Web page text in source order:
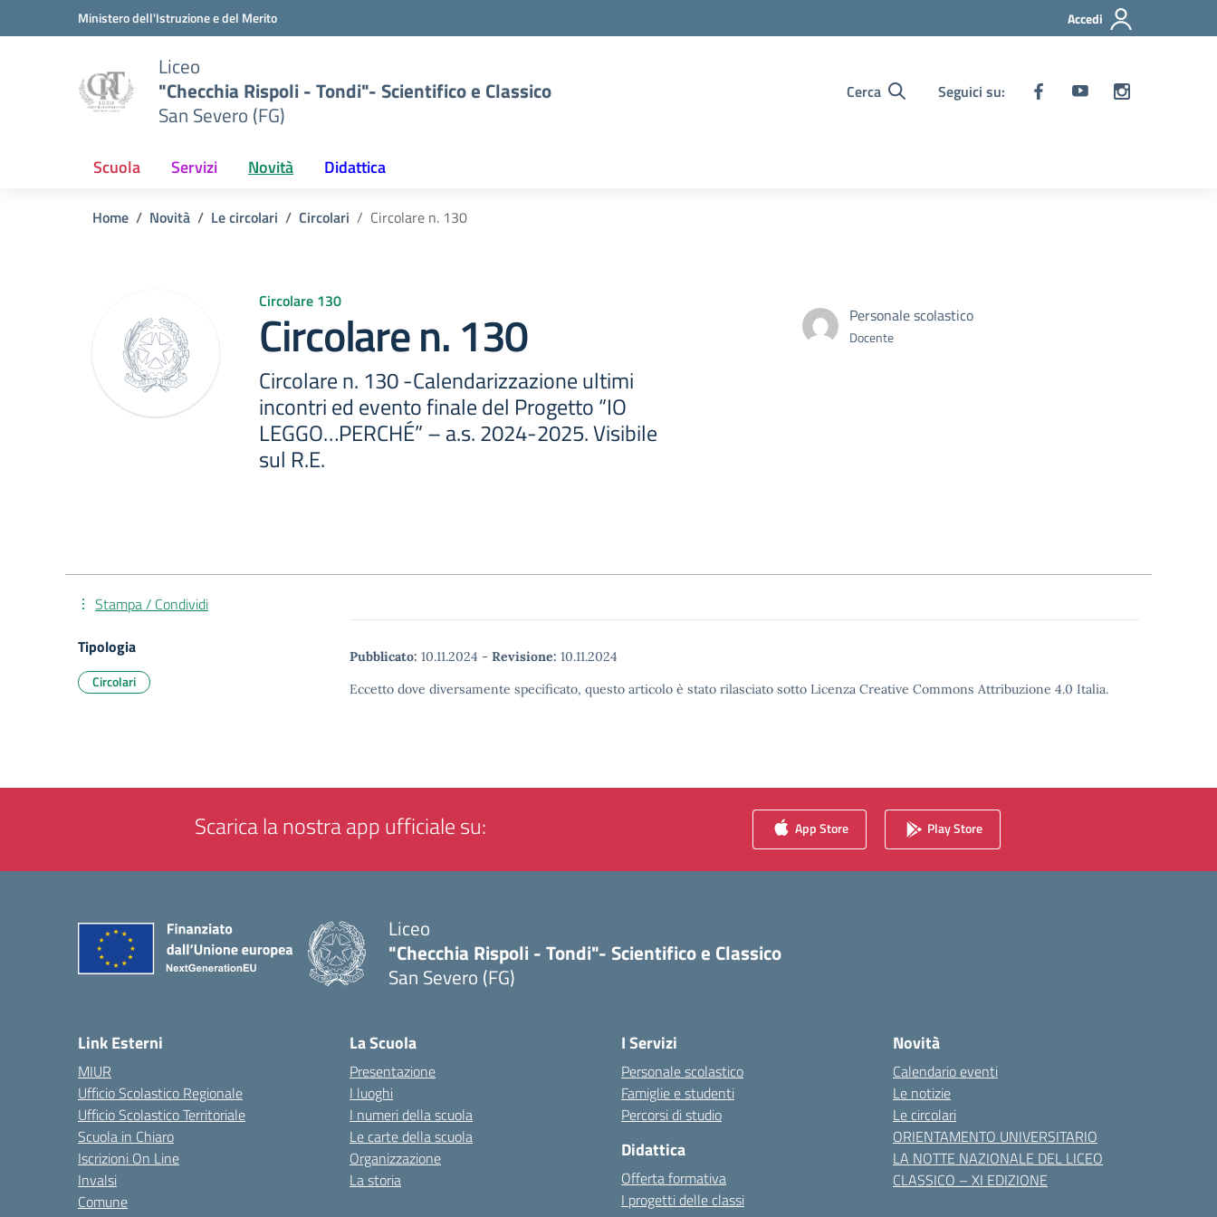
Vai ai contenuti
Vai al menu di navigazioneMinistero dell'Istruzione e del Merito Accedi
Liceo
"Checchia Rispoli - Tondi"- Scientifico e Classico
San Severo (FG)
Cerca Seguici su:
Scuola Servizi Novità Didattica
Home Novità Le circolari Circolari Circolare n. 130
Circolare 130
Circolare n. 130
Circolare n. 130 -Calendarizzazione ultimi
incontri ed evento finale del Progetto “IO
LEGGO…PERCHÉ” – a.s. 2024-2025. Visibile
sul R.E.
Personale scolastico
Docente
Pubblicato: 10.11.2024 - Revisione: 10.11.2024
Eccetto dove diversamente specificato, questo articolo è stato rilasciato sotto Licenza Creative Commons Attribuzione 4.0 Italia.
Stampa / Condividi
Tipologia
Circolari
Scarica la nostra app ufficiale su: App Store Play Store
Liceo
"Checchia Rispoli - Tondi"- Scientifico e Classico
San Severo (FG)
Link Esterni
MIUR
Ufficio Scolastico Regionale
Ufficio Scolastico Territoriale
Scuola in Chiaro
Iscrizioni On Line
Invalsi
Comune
La Scuola
Presentazione
I luoghi
I numeri della scuola
Le carte della scuola
Organizzazione
La storia
I Servizi
Personale scolastico
Famiglie e studenti
Percorsi di studio
Didattica
Offerta formativa
I progetti delle classi
Novità
Calendario eventi
Le notizie
Le circolari
ORIENTAMENTO UNIVERSITARIO
LA NOTTE NAZIONALE DEL LICEO
CLASSICO – XI EDIZIONE